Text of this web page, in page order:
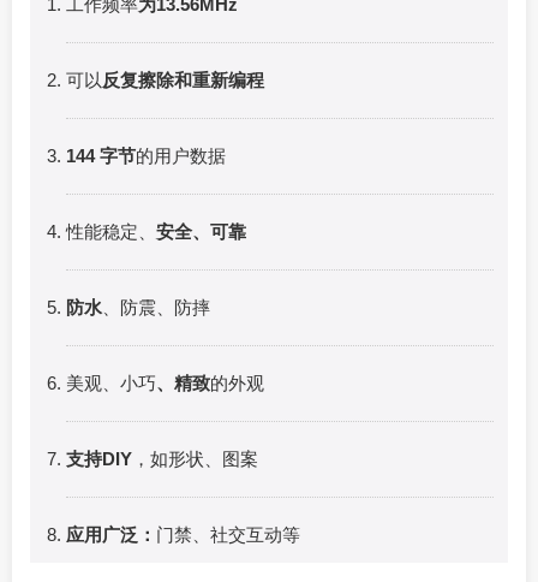
可以 反复擦除和重新编程
144 字节的用户数据
性能稳定、 安全、可靠
防水 、防震、防摔
美观、小巧、精致的外观
支持DIY ，如形状、图案
应用广泛： 门禁、社交互动等